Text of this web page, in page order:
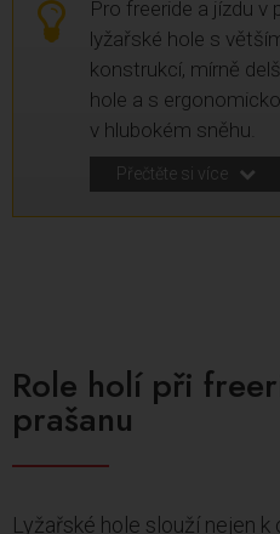
Pro freeride a jízdu v
lyžařské hole s
konstrukcí, mírně
hole a s
v hlubokém sněhu.
Přečtěte si více
Role holí při
prašanu
Lyžařské hole slouží nejen k